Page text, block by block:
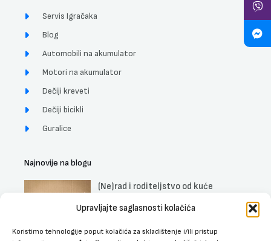
Upravljajte saglasnosti kolačića
Koristimo tehnologije poput kolačića za skladištenje i/ili pristup
Servis Igračaka
Blog
Automobili na akumulator
Motori na akumulator
Dečiji kreveti
Dečiji bicikli
Guralice
Najnovije na blogu
(Ne)rad i roditeljstvo od kuće
Uticaj muzike na trudnice, fetus i